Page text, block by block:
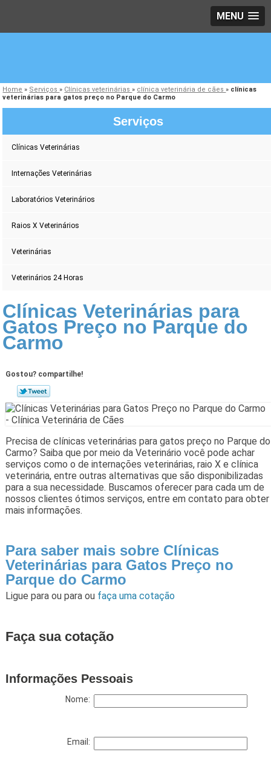
MENU
Home » Serviços» Clínicas veterinárias» clínica veterinária de cães» clínicas
veterinárias para gatos preço no Parque do Carmo
Serviços
Clínicas Veterinárias
Internações Veterinárias
Laboratórios Veterinários
Raios X Veterinários
Veterinárias
Veterinários 24 Horas
Clínicas Veterinárias para
Gatos Preço no Parque do
Carmo
Gostou? compartilhe!
Precisa de clínicas veterinárias para gatos preço no Parque do
Carmo? Saiba que por meio da Veterinário você pode achar
serviços como o de internações veterinárias, raio X e clínica
veterinária, entre outras alternativas que são disponibilizadas
para a sua necessidade. Buscamos oferecer para cada um de
nossos clientes ótimos serviços, entre em contato para obter
mais informações.
Para saber mais sobre Clínicas
Veterinárias para Gatos Preço no
Parque do Carmo
Ligue para ou para ou faça uma cotação
Faça sua cotação
Informações Pessoais
Nome:
Email: